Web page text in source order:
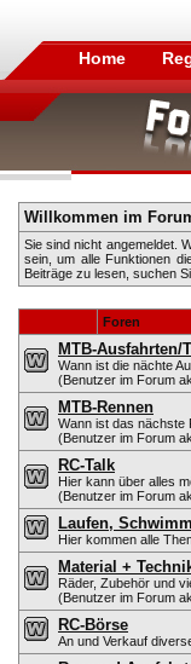
Home
Willkommen im
Sie sind nicht angemeldet.
sein, um alle Funktionen
Beiträge zu lesen, suchen
Foren
MTB-Ausfahrten/
Wann ist die nächte
(Benutzer im Forum
MTB-Rennen
Wann ist das nächste
(Benutzer im Forum
RC-Talk
Hier kann über alles
(Benutzer im Forum
Laufen,
Hier kommen alle
Material +
Räder, Zubehör und
(Benutzer im Forum
RC-Börse
An und Verkauf